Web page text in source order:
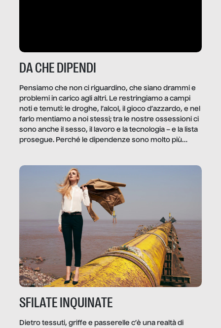
DA CHE DIPENDI
Pensiamo che non ci riguardino, che siano drammi e
problemi in carico agli altri. Le restringiamo a campi
noti e temuti: le droghe, l’alcol, il gioco d’azzardo, e nel
farlo mentiamo a noi stessi; tra le nostre ossessioni ci
sono anche il sesso, il lavoro e la tecnologia – e la lista
prosegue. Perché le dipendenze sono molto più
trae un guadagno. In questo reportage vediamo
quale e come.
SFILATE INQUINATE
Dietro tessuti, griffe e passerelle c’è una realtà di